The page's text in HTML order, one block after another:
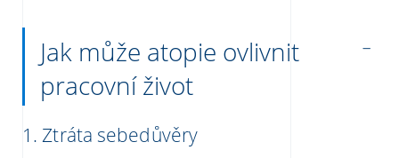
Jak může atopie ovlivnit
pracovní život
1.Ztráta sebedůvěry